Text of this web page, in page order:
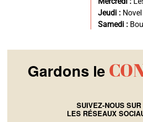
Jeudi : Novel
Samedi :
Gardons le
SUIVEZ-NOUS SUR
LES RÉSEAUX